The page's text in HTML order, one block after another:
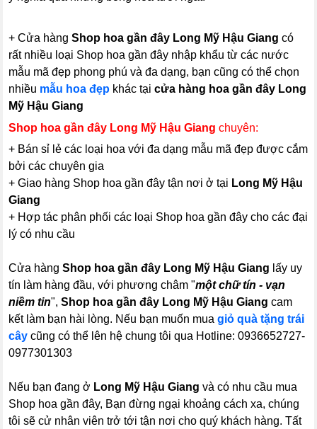
+ Cửa hàngShop hoa gần đây Long Mỹ Hậu Giang có
rất nhiều loại Shop hoa gần đây nhập khẩu từ các nước
mẫu mã đẹp phong phú và đa dạng, bạn cũng có thể chọn
nhiều mẫu hoa đẹp khác tạicửa hàng hoa gần đây Long
Mỹ Hậu Giang
Shop hoa gần đây Long Mỹ Hậu Giangchuyên:
+ Bán sỉ lẻ các loại hoa với đa dạng mẫu mã đẹp được cắm
bởi các chuyên gia
+ Giao hàng Shop hoa gần đây tận nơi ở tại Long Mỹ Hậu
Giang
+ Hợp tác phân phối các loại Shop hoa gần đây cho các đại
lý có nhu cầu
Cửa hàngShop hoa gần đây Long Mỹ Hậu Giang lấy uy
tín làm hàng đầu, với phương châm "một chữ tín - vạn
niềm tin",Shop hoa gần đây Long Mỹ Hậu Giang cam
kết làm bạn hài lòng. Nếu bạn muốn muagiỏ quà tặng trái
cây cũng có thể lên hệ chung tôi qua Hotline: 0936652727-
0977301303
Nếu bạn đang ở Long Mỹ Hậu Giang và có nhu cầu mua
Shop hoa gần đây, Bạn đừng ngại khoảng cách xa, chúng
tôi sẽ cử nhân viên trở tới tận nơi cho quý khách hàng. Tất